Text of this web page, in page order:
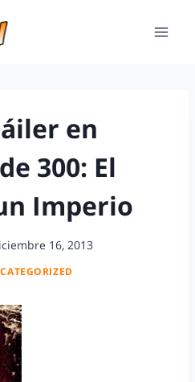
en
300: El
Imperio
16, 2013